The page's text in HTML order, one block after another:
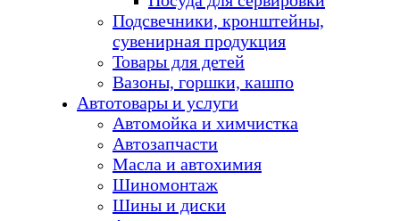
Подсвечники, кронштейны,
сувенирная продукция
Товары для детей
Вазоны, горшки, кашпо
Автотовары и услуги
Автомойка и химчистка
Автозапчасти
Масла и автохимия
Шиномонтаж
Шины и диски